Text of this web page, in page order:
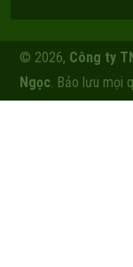
© 2026, Công ty
Ngọc. Bảo lưu mọi